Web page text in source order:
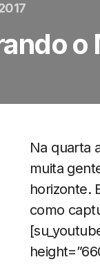
o
Na quarta
muita
horizonte.
como